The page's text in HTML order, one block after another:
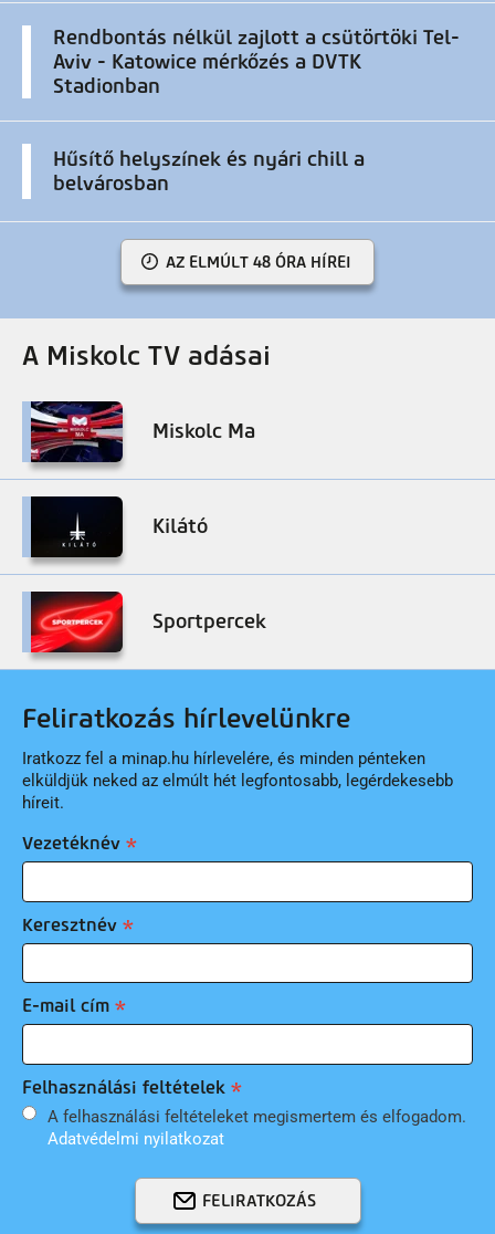
Rendbontás nélkül zajlott a csütörtöki Tel-
Aviv - Katowice mérkőzés a DVTK
Stadionban
Hűsítő helyszínek és nyári chill a
belvárosban
AZ ELMÚLT 48 ÓRA HÍREI
A Miskolc TV adásai
Miskolc Ma
Kilátó
Sportpercek
Feliratkozás hírlevelünkre
Iratkozz fel a minap.hu hírlevelére, és minden pénteken
elküldjük neked az elmúlt hét legfontosabb, legérdekesebb
híreit.
Vezetéknév
Keresztnév
E-mail cím
Felhasználási feltételek
A felhasználási feltételeket megismertem és elfogadom.
Adatvédelmi nyilatkozat
FELIRATKOZÁS